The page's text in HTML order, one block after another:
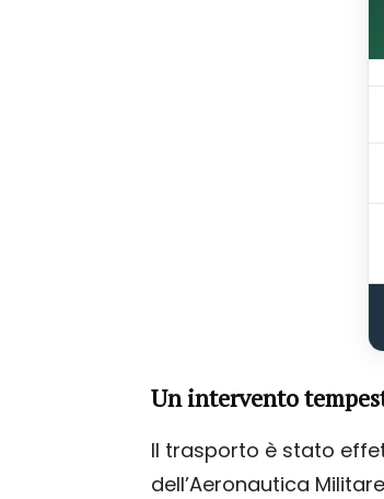
Un intervento
Il trasporto è stato
dell’Aeronautica